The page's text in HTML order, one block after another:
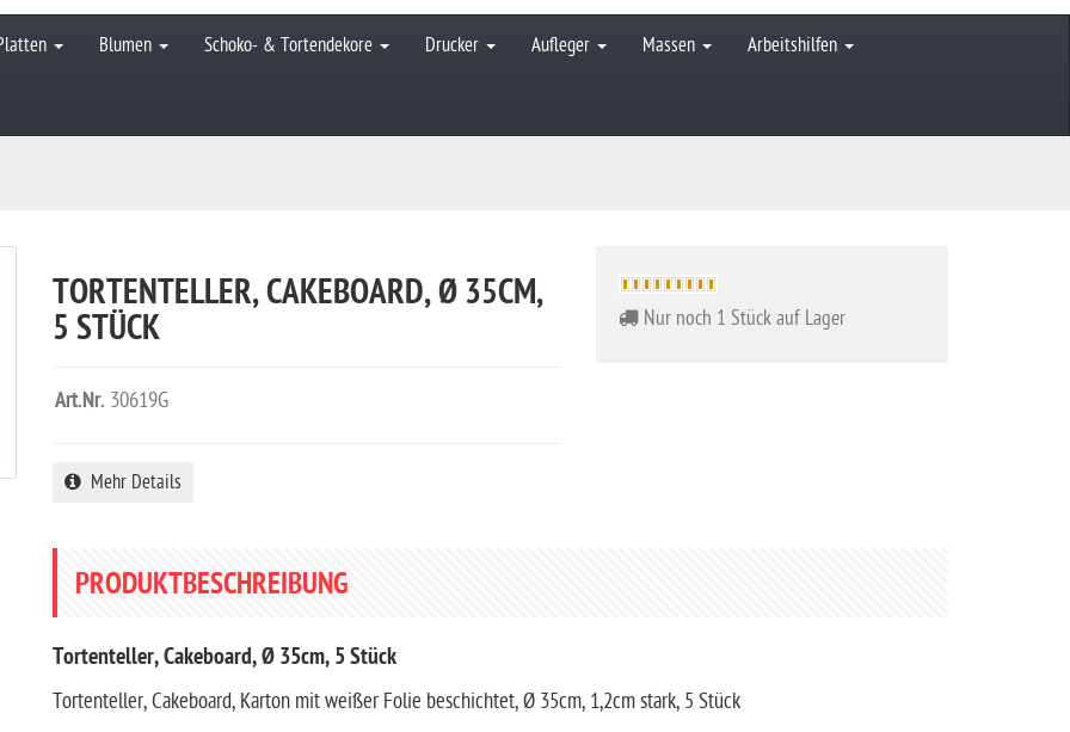
Blumen Schoko- & Tortendekore Drucker Aufleger Massen Arbeitshilfen
Nur noch 1 Stück auf Lager
TORTENTELLER, CAKEBOARD, Ø 35CM,
5 STÜCK
Art.Nr. 30619G
Mehr Details
PRODUKTBESCHREIBUNG
Tortenteller, Cakeboard, Ø 35cm, 5 Stück
Tortenteller, Cakeboard, Karton mit weißer Folie beschichtet, Ø 35cm, 1,2cm stark, 5 Stück